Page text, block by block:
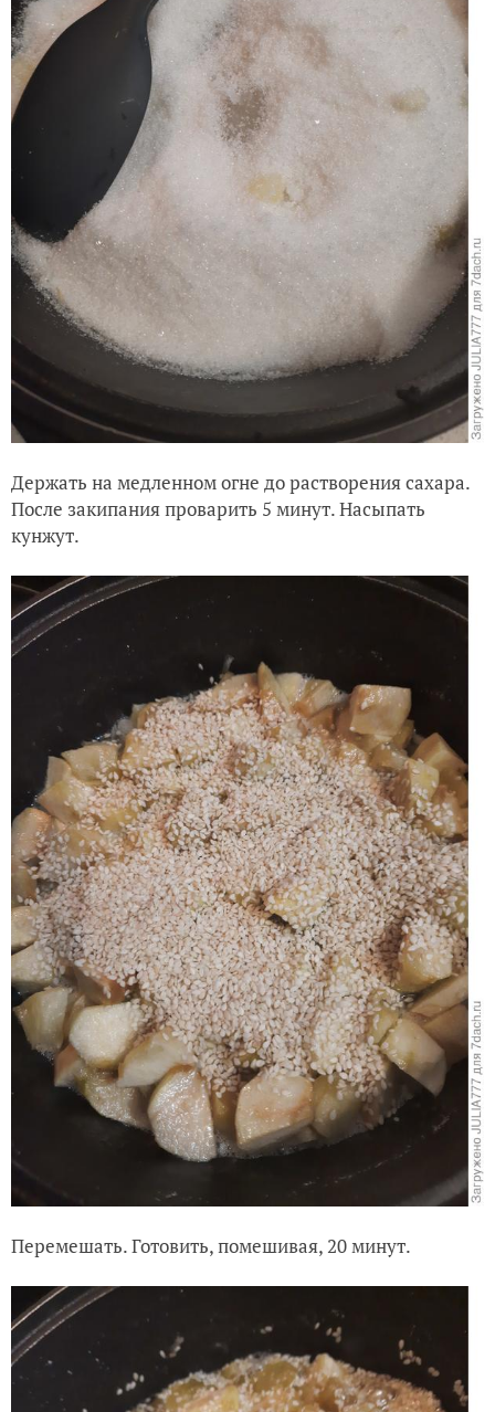
Держать на медленном огне до растворения сахара.
После закипания проварить 5 минут. Насыпать
кунжут.
Перемешать. Готовить, помешивая, 20 минут.